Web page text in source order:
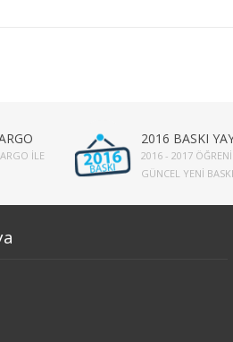
İLE
2016 BASKI
2016 - 2017
GÜNCEL YENI